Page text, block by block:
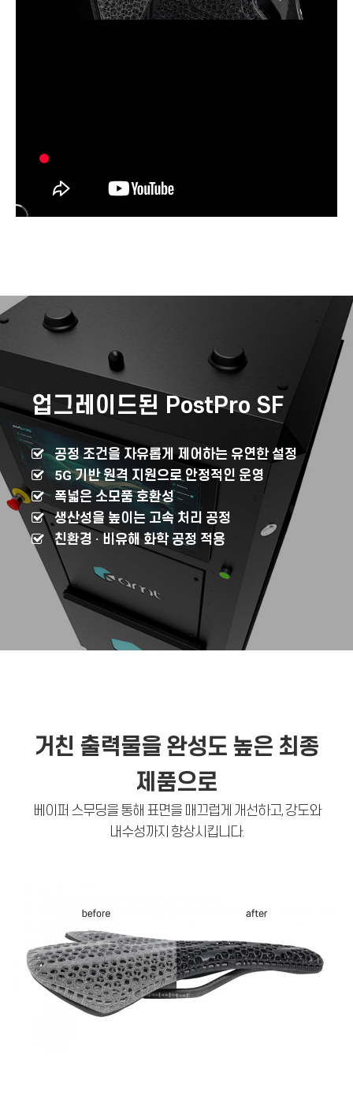
업그레이드된 PostPro SF
공정 조건을 자유롭게 제어하는 유연한 설정
5G 기반 원격 지원으로 안정적인 운영
폭넓은 소모품 호환성
생산성을 높이는 고속 처리 공정
친환경 · 비유해 화학 공정 적용
거친 출력물을 완성도 높은 최종
제품으로
베이퍼 스무딩을 통해 표면을 매끄럽게 개선하고, 강도와
내수성까지 향상시킵니다.